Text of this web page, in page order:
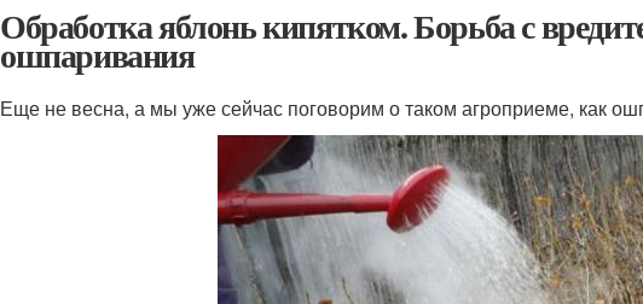
Обработка яблонь кипятком. Борьба с
ошпаривания
Еще не весна, а мы уже сейчас поговорим о таком агроприеме, как